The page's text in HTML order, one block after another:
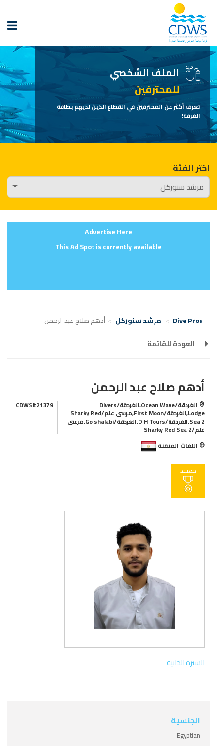
الملف الشخصي
للمحترفين
تعرف أكثر عن المحترفين في القطاع الذين لديهم بطاقة
الغرفة!
اختر الفئة
Advertise Here
This Ad Spot is currently available
Dive Pros مرشد سنوركل
أدهم صلاح عبد الرحمن
العودة للقائمة
أدهم صلاح عبد الرحمن
الغردقة/Ocean Wave,الغردقة/Divers
Lodge,الغردقة/First Moon,مرسى علم/Sharky Red
Sea 2,الغردقة/O H Tours,الغردقة/Go shalabi,مرسى
علم/Sharky Red Sea 2
CDWS#21379
اللغات المتقنة
معتمد
السيرة الذاتية
الجنسية
Egyptian